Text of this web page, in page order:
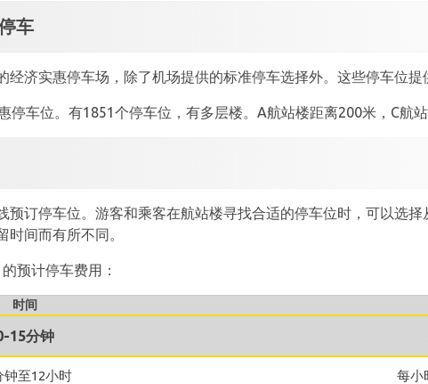
车
经济实惠停车场，除了机场提供的标准停车选择外。这些停车位
停车位。有1851个停车位，有多层楼。A航站楼距离200米，C航
预订停车位。游客和乘客在航站楼寻找合适的停车位时，可以选
间而有所不同。
预计停车费用：
时间
15分钟
钟至12小时 每小